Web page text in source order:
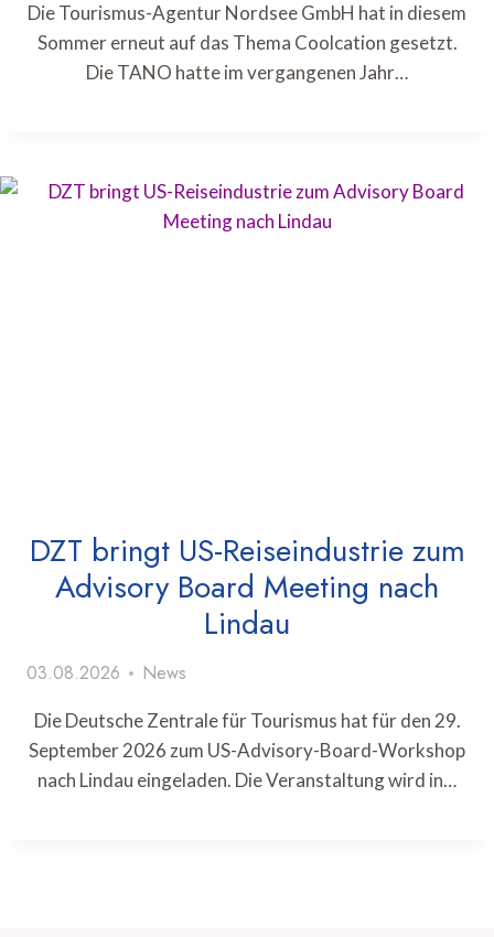
Die Tourismus-Agentur Nordsee GmbH hat in diesem
Sommer erneut auf das Thema Coolcation gesetzt.
Die TANO hatte im vergangenen Jahr…
DZT bringt US-Reiseindustrie zum
Advisory Board Meeting nach
Lindau
03.08.2026 News
Die Deutsche Zentrale für Tourismus hat für den 29.
September 2026 zum US-Advisory-Board-Workshop
nach Lindau eingeladen. Die Veranstaltung wird in…